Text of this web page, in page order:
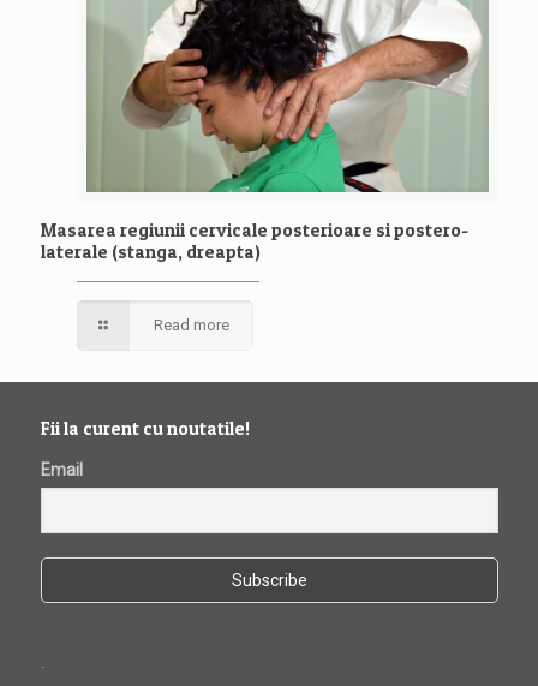
Masarea regiunii cervicale posterioare si postero-
laterale (stanga, dreapta)
Read more
Fii la curent cu noutatile!
Email